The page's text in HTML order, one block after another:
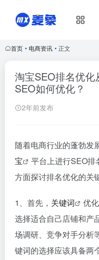
首页 • 电商资讯 • 正文
淘宝SEO排名优
SEO如何优化？
2年前发布
随着电商行业的蓬勃发
宝
平台上进行SEO排
方面探讨排名优化的关
1、首先， 关键词 优
选择适合自己店铺和产
场调研、竞争对手分析
键词的选择应该具备两